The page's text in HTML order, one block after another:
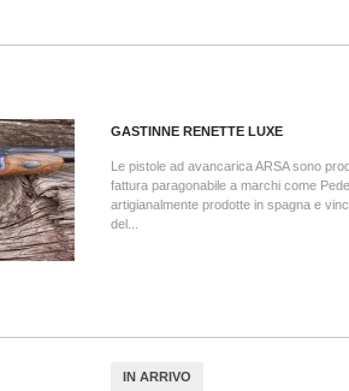
GASTINNE RENETTE LUXE
Le pistole ad avancarica ARSA sono
fattura paragonabile a marchi come
artigianalmente prodotte in spagna e
del...
IN ARRIVO